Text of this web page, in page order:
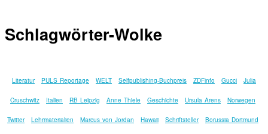
Schlagwörter-Wolke
Literatur PULS Reportage WELT Selfpublishing-Buchpreis ZDFinfo Gucci Julia
Cruschwitz Italien RB Leipzig Anne Thiele Geschichte Ursula Arens Norwegen
Twitter Lehrmaterialien Marcus von Jordan Hawaii Schriftsteller Borussia Dortmund